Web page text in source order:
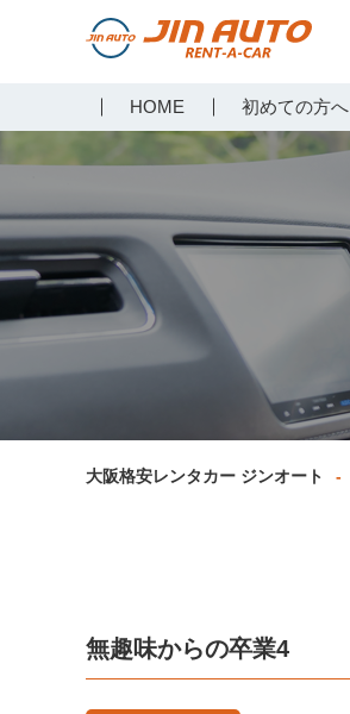
らジンオートレンタカー
HOME 初めての方へ
大阪格安レンタカー ジンオート
無趣味からの卒業4